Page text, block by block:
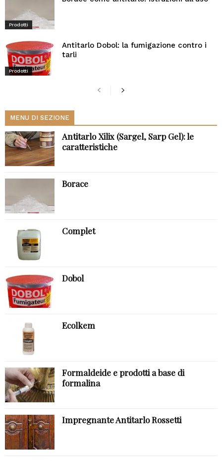
Prodotti
Prodotti
Antitarlo Dobol: la fumigazione contro i
tarli
MENU DI SEZIONE
Antitarlo Xilix (Sargel, Sarp Gel): le
caratteristiche
Borace
Complet
Dobol
Ecolkem
Formaldeide e prodotti a base di
formalina
Impregnante Antitarlo Rossetti